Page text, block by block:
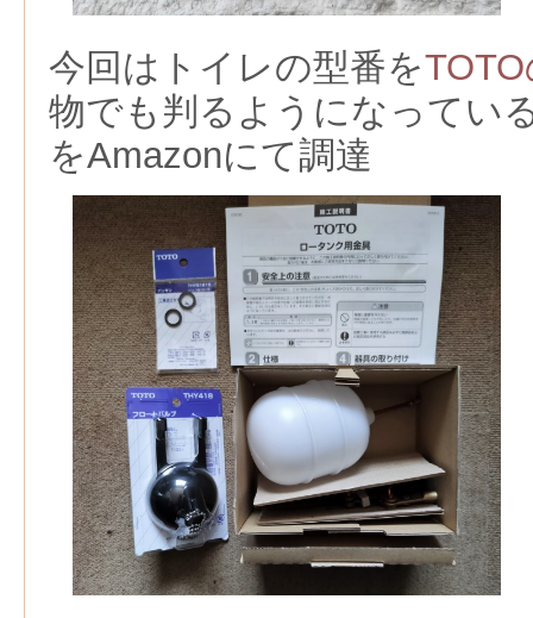
今回はトイレの型番を
物でも判るようになってい
をAmazonにて調達